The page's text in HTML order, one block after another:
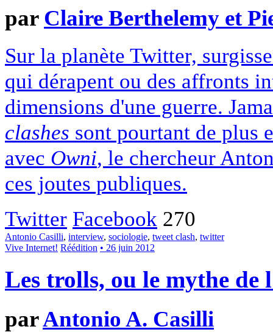
par Claire Berthelemy et
Sur la planète Twitter,
qui dérapent ou des affronts
dimensions d'une guerre.
clashes sont pourtant de plus
avec Owni, le chercheur
ces joutes publiques.
Twitter Facebook 270
Antonio Casilli, interview, sociologie, tweet clash, twitter
Vive Internet! Réédition • 26 juin 2012
Les trolls, ou le mythe de
parAntonio A. Casilli